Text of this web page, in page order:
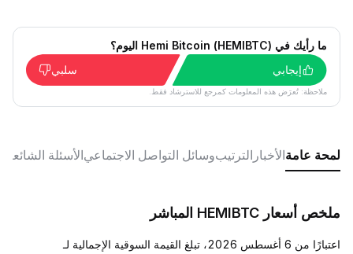
ما رأيك في Hemi Bitcoin (HEMIBTC) اليوم؟
إيجابي
سلبي
ملاحظة: تُعرَض هذه المعلومات كمرجع للاسترشاد فقط.
لمحة عامةالأخبار الترتيبوسائل التواصل الاجتماعيالأسئلة الشائعة
ملخص أسعار HEMIBTC المباشر
اعتبارًا من 6 أغسطس 2026، تبلغ القيمة السوقية الإجمالية لـ